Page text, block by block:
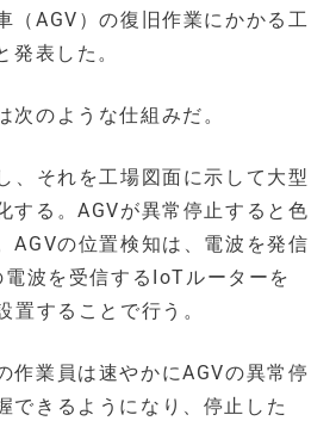
（AGV）の復旧作業にかかる工
発表した。
次のような仕組みだ。
、それを工場図面に示して大型
する。AGVが異常停止すると色
AGVの位置検知は、電波を発信
波を受信するIoTルーターを
置することで行う。
作業員は速やかにAGVの異常停
できるようになり、停止した